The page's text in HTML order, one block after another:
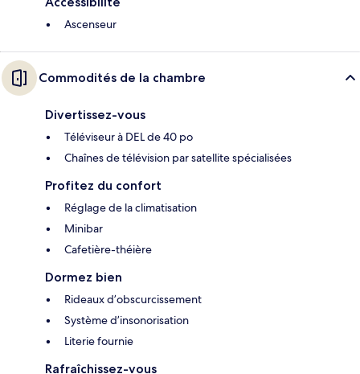
Ascenseur
Commodités de la chambre
Divertissez-vous
Téléviseur à DEL de 40 po
Chaînes de télévision par satellite spécialisées
Profitez du confort
Réglage de la climatisation
Minibar
Cafetière-théière
Dormez bien
Rideaux d’obscurcissement
Système d’insonorisation
Literie fournie
Rafraîchissez-vous